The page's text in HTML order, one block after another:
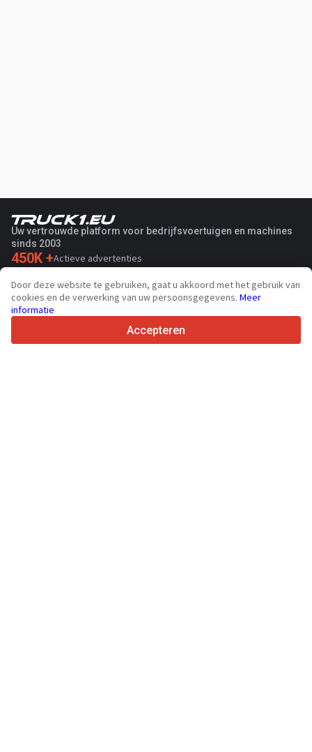
Uw vertrouwde platform voor bedrijfsvoertuigen en machines
sinds 2003
450K +Actieve advertenties
36Ondersteunde talen
4.7/5
Door deze website te gebruiken, gaat u akkoord met het gebruik van
cookies en de verwerking van uw persoonsgegevens. Meer
informatie
Accepteren